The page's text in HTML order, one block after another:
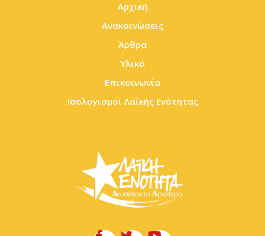
Αρχική
Ανακοινώσεις
Άρθρα
Υλικά
Επικοινωνία
Ισολογισμοί Λαϊκής Ενότητας